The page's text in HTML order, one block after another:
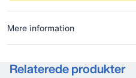
Mere information
Relaterede produkter